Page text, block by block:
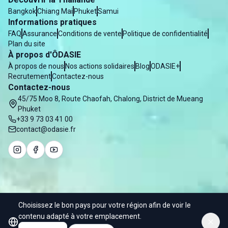
BangkokChiang Mai PhuketSamui
Informations pratiques
FAQAssuranceConditions de vente Politique de confidentialité
Plan du site
À propos d'ÔDASIE
À propos de nous Nos actions solidaires BlogODASIE+
RecrutementContactez-nous
Contactez-nous
45/75 Moo 8, Route Chaofah, Chalong, District de Mueang
Phuket
+33 9 73 03 41 00
contact@odasie.fr
© 2025 Odasie - Water of Asia Co. Ltd
Choisissez le bon pays pour votre région afin de voir le
contenu adapté à votre emplacement.